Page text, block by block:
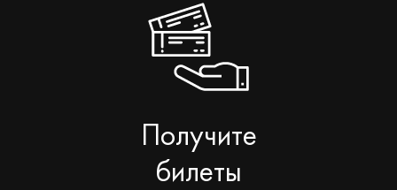
Получите
билеты